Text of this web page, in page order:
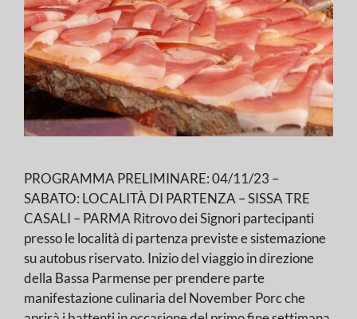
PROGRAMMA PRELIMINARE: 04/11/23 –
SABATO: LOCALITÀ DI PARTENZA – SISSA TRE
CASALI – PARMA Ritrovo dei Signori partecipanti
presso le località di partenza previste e sistemazione
su autobus riservato. Inizio del viaggio in direzione
della Bassa Parmense per prendere parte
manifestazione culinaria del November Porc che